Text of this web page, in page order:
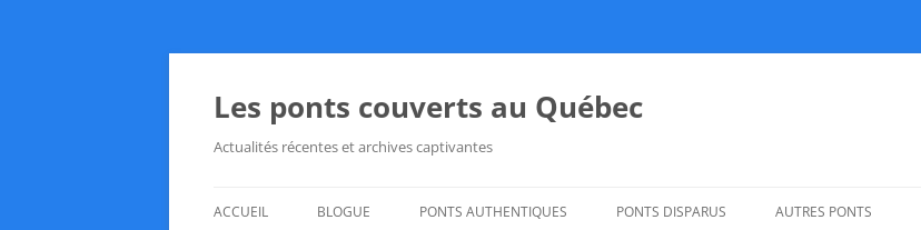
Aller
Les ponts couverts au Québec
Actualités récentes et archives captivantes
ACCUEIL BLOGUE PONTS AUTHENTIQUES PONTS DISPARUS AUTRES PONTS